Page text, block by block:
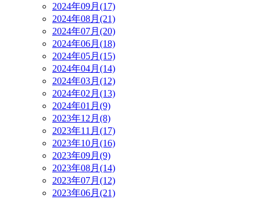
2024年09月(17)
2024年08月(21)
2024年07月(20)
2024年06月(18)
2024年05月(15)
2024年04月(14)
2024年03月(12)
2024年02月(13)
2024年01月(9)
2023年12月(8)
2023年11月(17)
2023年10月(16)
2023年09月(9)
2023年08月(14)
2023年07月(12)
2023年06月(21)